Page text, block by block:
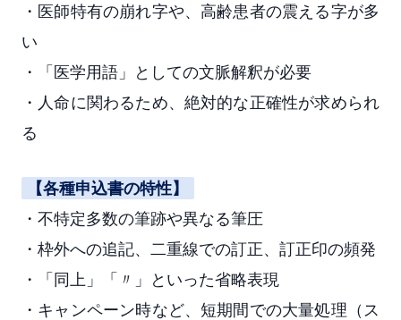
・医師特有の崩れ字や、高齢患者の震える字が多
い
・「医学用語」としての文脈解釈が必要
・人命に関わるため、絶対的な正確性が求められ
る
【各種申込書の特性】
・不特定多数の筆跡や異なる筆圧
・枠外への追記、二重線での訂正、訂正印の頻発
・「同上」「〃」といった省略表現
・キャンペーン時など、短期間での大量処理（ス